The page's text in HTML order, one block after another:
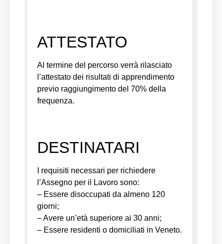
ATTESTATO
Al termine del percorso verrà rilasciato
l’attestato dei risultati di apprendimento
previo raggiungimento del 70% della
frequenza.
DESTINATARI
I requisiti necessari per richiedere
l’Assegno per il Lavoro sono:
– Essere disoccupati da almeno 120
giorni;
– Avere un’età superiore ai 30 anni;
– Essere residenti o domiciliati in Veneto.